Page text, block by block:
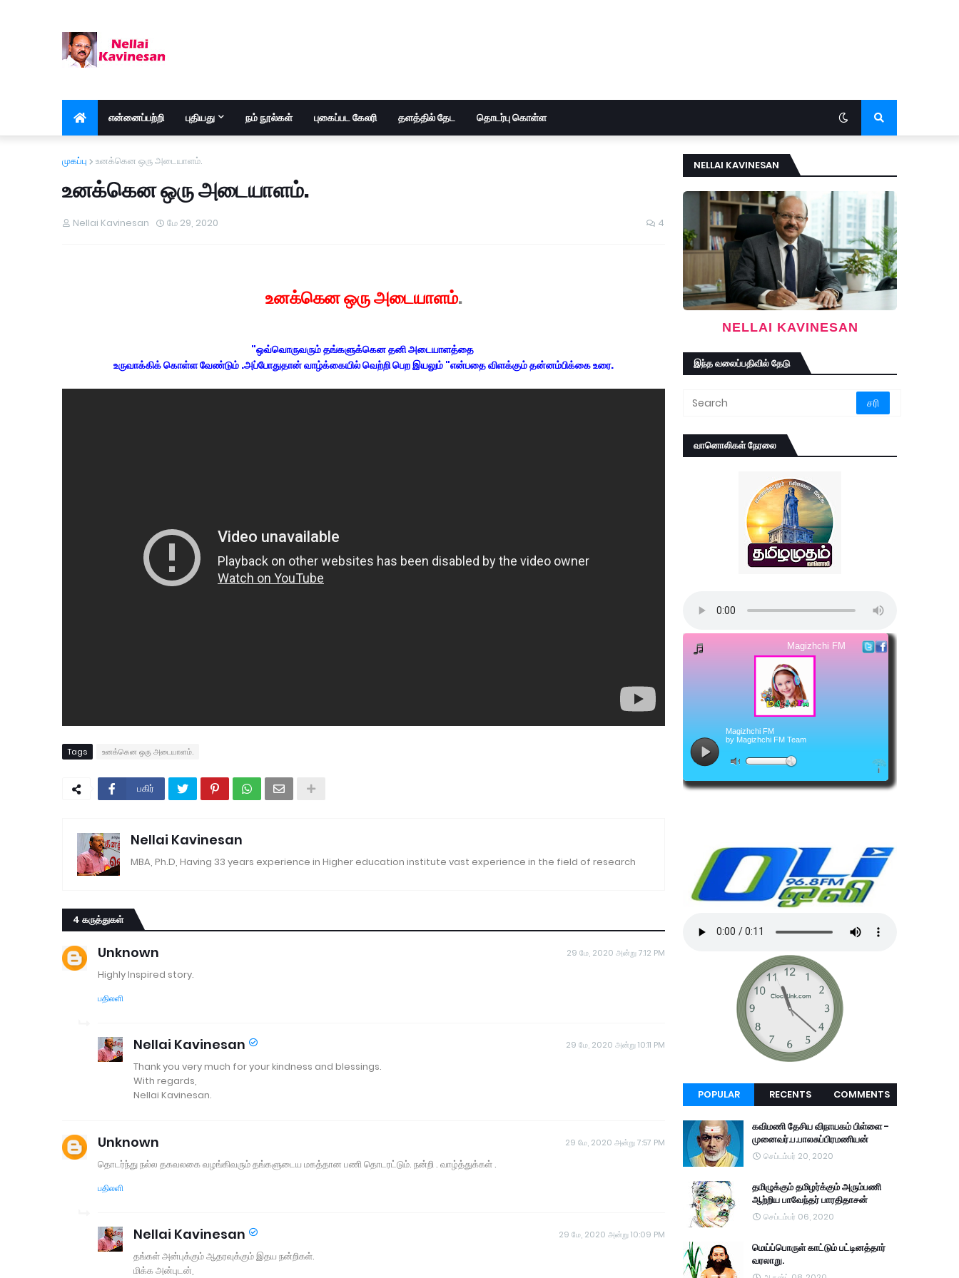
என்னைப்பற்றி புதியது நம் நூல்கள் புகைப்பட கேலரி தளத்தில் தேட தொடர்பு கொள்ள
முகப்பு உனக்கென ஒரு அடையாளம்.
உனக்கென ஒரு அடையாளம்.
Nellai Kavinesan மே 29, 2020 4
உனக்கென ஒரு அடையாளம்.
"ஒவ்வொருவரும் தங்களுக்கென தனி அடையாளத்தை
உருவாக்கிக் கொள்ள வேண்டும் .அப்போதுதான் வாழ்க்கையில் வெற்றி பெற இயலும் "என்பதை விளக்கும் தன்னம்பிக்கை உரை.
Tags உனக்கென ஒரு அடையாளம்.
பகிர்
Nellai Kavinesan
MBA, Ph.D, Having 33 years experience in Higher education institute vast experience in the field of research
4 கருத்துகள்
Unknown 29 மே, 2020 அன்று 7:12 PM
Highly Inspired story.
பதிலளி
Nellai Kavinesan 29 மே, 2020 அன்று 10:11 PM
Thank you very much for your kindness and blessings.
With regards,
Nellai Kavinesan.
Unknown 29 மே, 2020 அன்று 7:57 PM
தொடர்ந்து நல்ல தகவலகை வழங்கிவரும் தங்களுடைய மகத்தான பணி தொடரட்டும். நன்றி . வாழ்த்துக்கள் .
பதிலளி
Nellai Kavinesan 29 மே, 2020 அன்று 10:09 PM
தங்கள் அன்புக்கும் ஆதரவுக்கும் இதய நன்றிகள்.
மிக்க அன்புடன்,
NELLAI KAVINESAN
NELLAI KAVINESAN
இந்த வலைப்பதிவில் தேடு
வானொலிகள் நேரலை
POPULAR RECENTS COMMENTS
கவிமணி தேசிய விநாயகம் பிள்ளை -
முனைவர்.ப.பாலசுப்பிரமணியன்
செப்டம்பர் 20, 2020
தமிழுக்கும் தமிழர்க்கும் அரும்பணி
ஆற்றிய பாவேந்தர் பாரதிதாசன்
செப்டம்பர் 06, 2020
மெய்ப்பொருள் காட்டும் பட்டினத்தார்
வரலாறு.